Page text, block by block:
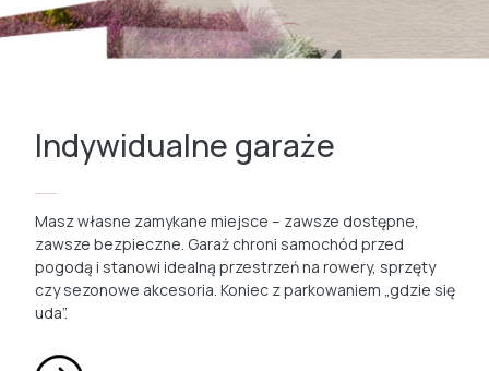
Indywidualne garaże
Masz własne zamykane miejsce – zawsze dostępne,
zawsze bezpieczne. Garaż chroni samochód przed
pogodą i stanowi idealną przestrzeń na rowery, sprzęty
czy sezonowe akcesoria. Koniec z parkowaniem „gdzie się
uda”.